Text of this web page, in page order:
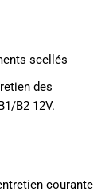
scellés
des
B2 12V.
courante